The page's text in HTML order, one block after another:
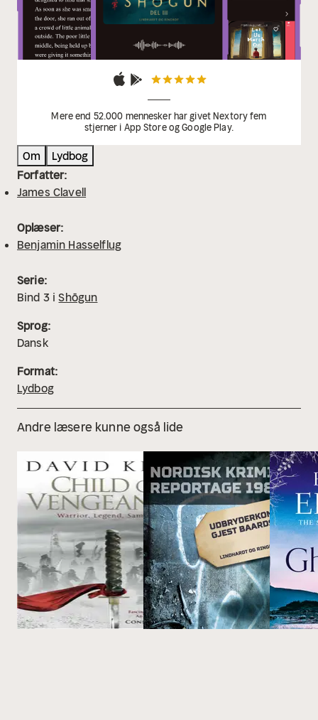
Mere end 52.000 mennesker har givet Nextory fem
stjerner i App Store og Google Play.
Om
Lydbog
Forfatter:
James Clavell
Oplæser:
Benjamin Hasselflug
Serie:
Bind 3iShōgun
Sprog:
Dansk
Format:
Lydbog
Andre læsere kunne også lide